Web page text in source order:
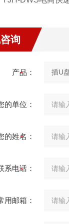
询
产品：
的单位：
的姓名：
系电话：
用邮箱：